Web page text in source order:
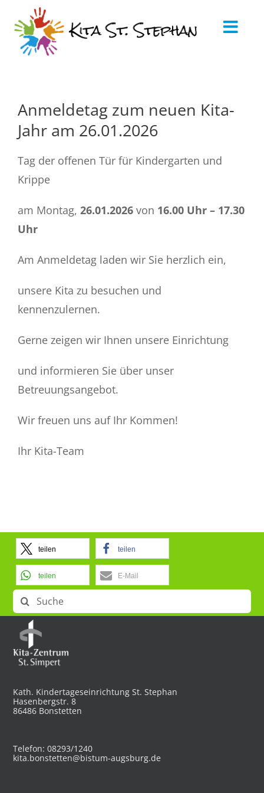
Inhalt
springen
Über uns
Elternarbeit
Kita-App
Downloads
Kontakt
Anmeldetag zum neuen Kita-
Jahr am 26.01.2026
Tag der offenen Tür für Kindergarten und
Krippe
am Montag, 26.01.2026 von 16.00 Uhr – 17.30
Uhr
Am Anmeldetag laden wir Sie herzlich ein,
unsere Kita zu besuchen und
kennenzulernen.
Gerne zeigen wir Ihnen unsere Einrichtung
und informieren Sie über unser
Betreuungsangebot.
Wir freuen uns auf Ihr Kommen!
Ihr Kita-Team
teilen teilen
teilen E-Mail
Suche
nach:
Kath. Kindertageseinrichtung St. Stephan
Hasenbergstr. 8
86486 Bonstetten
Telefon: 08293/1240
kita.bonstetten@bistum-augsburg.de